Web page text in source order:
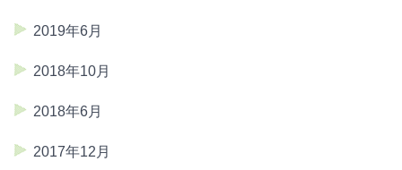
2019年6月
2018年10月
2018年6月
2017年12月